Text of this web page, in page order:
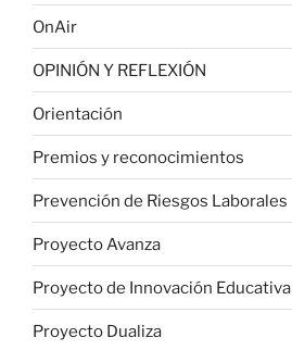
OnAir
OPINIÓN Y REFLEXIÓN
Orientación
Premios y reconocimientos
Prevención de Riesgos Laborales
Proyecto Avanza
Proyecto de Innovación Educativa
Proyecto Dualiza